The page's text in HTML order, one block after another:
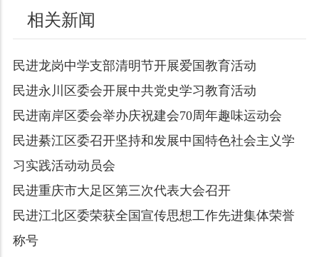
相关新闻
民进龙岗中学支部清明节开展爱国教育活动
民进永川区委会开展中共党史学习教育活动
民进南岸区委会举办庆祝建会70周年趣味运动会
民进綦江区委召开坚持和发展中国特色社会主义学
习实践活动动员会
民进重庆市大足区第三次代表大会召开
民进江北区委荣获全国宣传思想工作先进集体荣誉
称号